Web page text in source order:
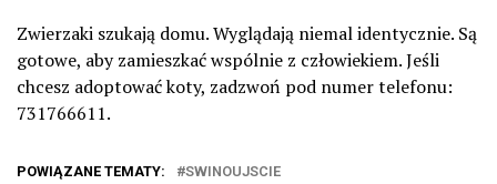
Zwierzaki szukają domu. Wyglądają niemal identycznie. Są
gotowe, aby zamieszkać wspólnie z człowiekiem. Jeśli
chcesz adoptować koty, zadzwoń pod numer telefonu:
731766611.
POWIĄZANE TEMATY: SWINOUJSCIE